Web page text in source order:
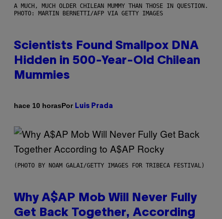
A MUCH, MUCH OLDER CHILEAN MUMMY THAN THOSE IN QUESTION.
PHOTO: MARTIN BERNETTI/AFP VIA GETTY IMAGES
Scientists Found Smallpox DNA
Hidden in 500-Year-Old Chilean
Mummies
hace 10 horasPor Luis Prada
(PHOTO BY NOAM GALAI/GETTY IMAGES FOR TRIBECA FESTIVAL)
Why A$AP Mob Will Never Fully
Get Back Together, According